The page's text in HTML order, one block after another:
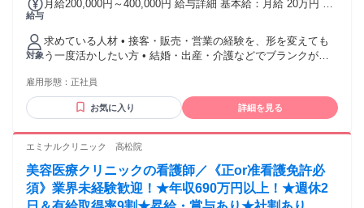
給与
月給200,000円～400,000円 給与詳細 基本給：月給 20万円 〜
れる通勤・皆勤・家族手当金額：なし 全員に一律で支払われ
るその他手当金額：なし 成果報酬がございます。
対象
求めている人材 • 接客・販売・営業の経験を、形を変えても
う一度活かしたい方 • 結婚・出産・介護などでブランクがあ
「お客様と一緒に選ぶ」プロセスを大切にしたい方 • 相手の
話を最後まで聞き、状況を整理して提案することが得意な方 •
地域に根ざした仕事を通じて、顔なじみのお客様と長く関わ
を探している方 【応募条件】 • 未経験OK（眼鏡知識不要） •
話すことが好きな方 • 学び続ける姿勢をお持ちの方 • 地域に
根ざして働きたい方
雇用形態： 正社員
お気に入り 詳細を見る
エミナルクリニック 高松院
美容医療クリニックの看護師／《正or准看護免許必
須》業界未経験歓迎！★年収690万円以上！★週休2